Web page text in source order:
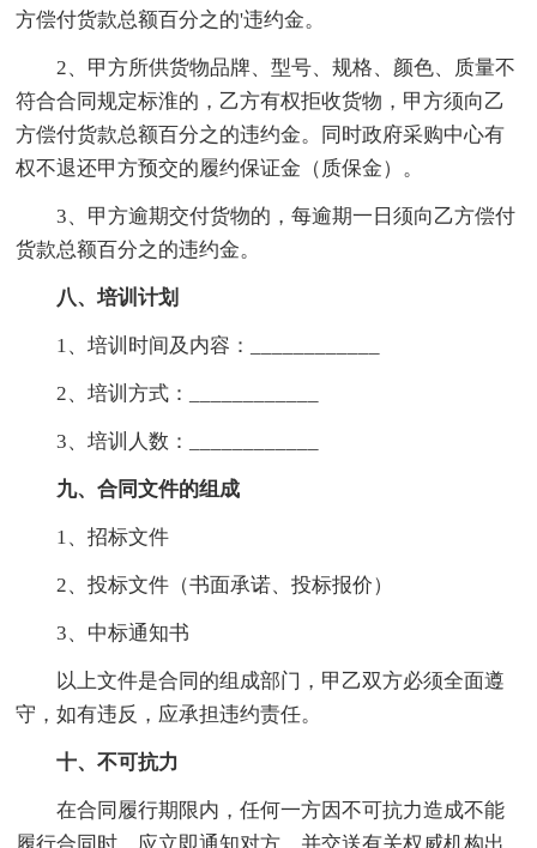
方偿付货款总额百分之的'违约金。
2、甲方所供货物品牌、型号、规格、颜色、质量不
符合合同规定标淮的，乙方有权拒收货物，甲方须向乙
方偿付货款总额百分之的违约金。同时政府采购中心有
权不退还甲方预交的履约保证金（质保金）。
3、甲方逾期交付货物的，每逾期一日须向乙方偿付
货款总额百分之的违约金。
八、培训计划
1、培训时间及内容：____________
2、培训方式：____________
3、培训人数：____________
九、合同文件的组成
1、招标文件
2、投标文件（书面承诺、投标报价）
3、中标通知书
以上文件是合同的组成部门，甲乙双方必须全面遵
守，如有违反，应承担违约责任。
十、不可抗力
在合同履行期限内，任何一方因不可抗力造成不能